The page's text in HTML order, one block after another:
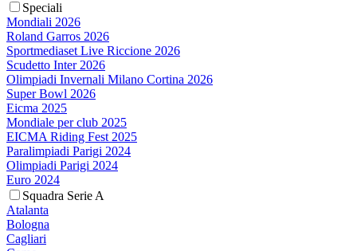
Speciali
Mondiali 2026
Roland Garros 2026
Sportmediaset Live Riccione 2026
Scudetto Inter 2026
Olimpiadi Invernali Milano Cortina 2026
Super Bowl 2026
Eicma 2025
Mondiale per club 2025
EICMA Riding Fest 2025
Paralimpiadi Parigi 2024
Olimpiadi Parigi 2024
Euro 2024
Squadra Serie A
Atalanta
Bologna
Cagliari